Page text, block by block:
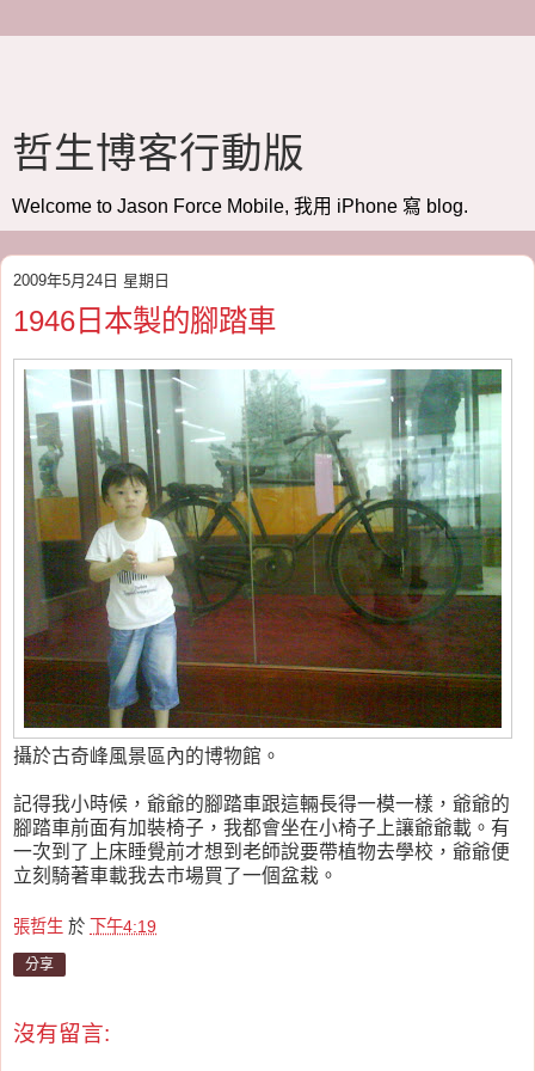
哲生博客行動版
Welcome to Jason Force Mobile, 我用 iPhone 寫 blog.
2009年5月24日 星期日
1946日本製的腳踏車
攝於古奇峰風景區內的博物館。
記得我小時候，爺爺的腳踏車跟這輛長得一模一樣，爺爺的
腳踏車前面有加裝椅子，我都會坐在小椅子上讓爺爺載。有
一次到了上床睡覺前才想到老師說要帶植物去學校，爺爺便
立刻騎著車載我去市場買了一個盆栽。
張哲生 於 下午4:19
分享
沒有留言: